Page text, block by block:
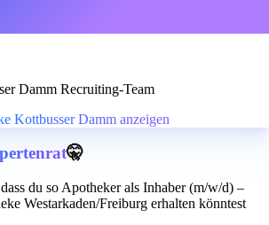
Damm Recruiting-Team
Kottbusser Damm anzeigen
🤫
du so Apotheker als Inhaber (m/w/d) –
Westarkaden/Freiburg erhalten könntest